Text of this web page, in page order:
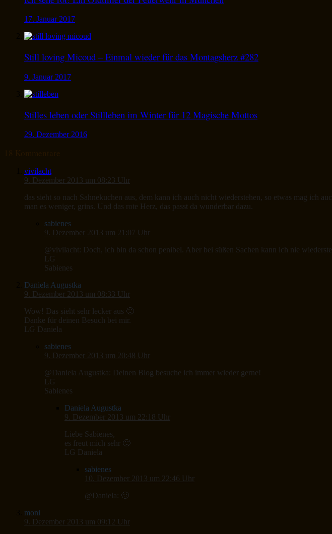
17. Januar 2017
Still loving Micoud – Einmal wieder für das Montagsherz #282
9. Januar 2017
Stilles leben oder Stillleben im Winter für 12 Magische Mottos
29. Dezember 2016
vivilacht
9. Dezember 2013 um 08:23 Uhr
das sieht so nach Sahnekuchen aus, dem kann ich auch nicht wiederstehen, so etwas mag ich
man es weniger, grins. Und das rote Herz, das passt da wunderbar dazu.
sabienes
9. Dezember 2013 um 21:07 Uhr
@vivilacht: Doch, ich bin da schon penibel. Aber bei süßen Sachen kann ich nie
LG
Sabienes
Daniela Augustka
9. Dezember 2013 um 08:33 Uhr
Wow! Das sieht sehr lecker aus 🙂
Danke für deinen Besuch bei mir.
LG Daniela
sabienes
9. Dezember 2013 um 20:48 Uhr
@Daniela Augustka: Deinen Blog besuche ich immer wieder gerne!
LG
Sabienes
Daniela Augustka
9. Dezember 2013 um 22:18 Uhr
Liebe Sabienes,
es freut mich sehr 🙂
LG Daniela
sabienes
10. Dezember 2013 um 22:46 Uhr
@Daniela: 🙂
moni
9. Dezember 2013 um 09:12 Uhr